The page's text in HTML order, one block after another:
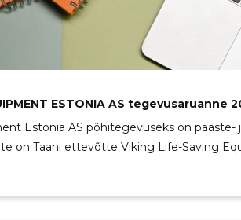
ESTONIA AS tegevusaruanne
Estonia AS põhitegevuseks on
on Taani ettevõtte Viking Life-Saving